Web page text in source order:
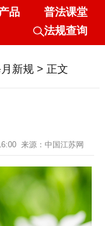
品
普法课堂
法规查询
新规> 正文
来源：中国江苏网